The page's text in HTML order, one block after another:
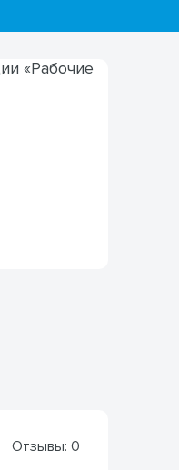
Отзывы: 0